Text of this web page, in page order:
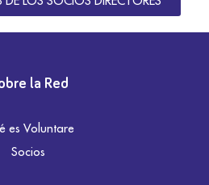
la Red
es Voluntare
Socios